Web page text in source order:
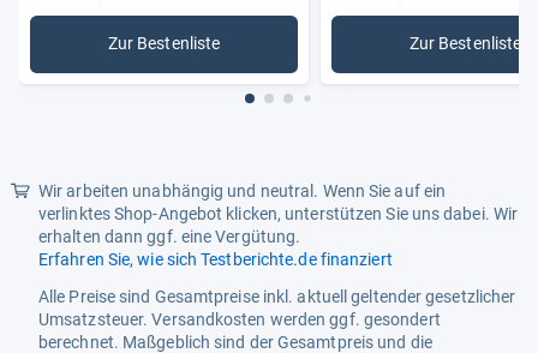
Besonderheiten Display, Inverter-Technologie
Max. Heizleistung 3.80 kW
Max. Kühlleistung 3.50 kW
Mitgeliefertes Zubehör
Bedienungsanleitung,
Fernbedienung
Zur Bestenliste
: Klimaanlagen Zur Bestenliste
: Split-
Wir arbeiten unabhängig und neutral. Wenn Sie auf ein
verlinktes Shop-Angebot klicken, unterstützen Sie uns dabei. Wir
erhalten dann ggf. eine Vergütung.
Erfahren Sie, wie sich Testberichte.de finanziert
Alle Preise sind Gesamtpreise inkl. aktuell geltender gesetzlicher
Umsatzsteuer. Versandkosten werden ggf. gesondert
berechnet. Maßgeblich sind der Gesamtpreis und die